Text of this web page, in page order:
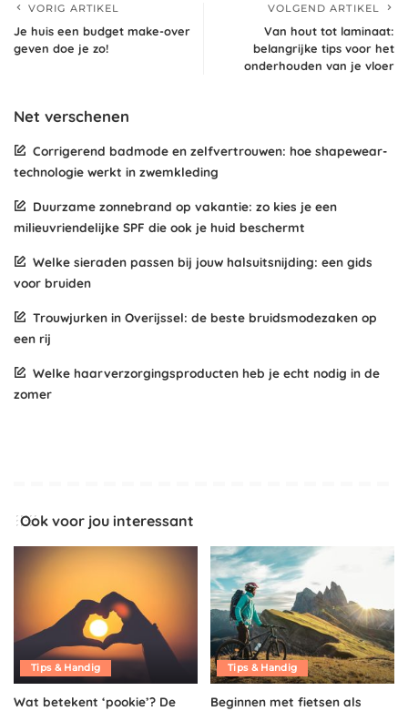
VORIG ARTIKEL
Je huis een budget make-over
geven doe je zo!
VOLGEND ARTIKEL
Van hout tot laminaat:
belangrijke tips voor het
onderhouden van je vloer
Net verschenen
Corrigerend badmode en zelfvertrouwen: hoe shapewear-
technologie werkt in zwemkleding
Duurzame zonnebrand op vakantie: zo kies je een
milieuvriendelijke SPF die ook je huid beschermt
Welke sieraden passen bij jouw halsuitsnijding: een gids
voor bruiden
Trouwjurken in Overijssel: de beste bruidsmodezaken op
een rij
Welke haarverzorgingsproducten heb je echt nodig in de
zomer
Ook voor jou interessant
Tips & Handig
Wat betekent ‘pookie’? De
Tips & Handig
Beginnen met fietsen als